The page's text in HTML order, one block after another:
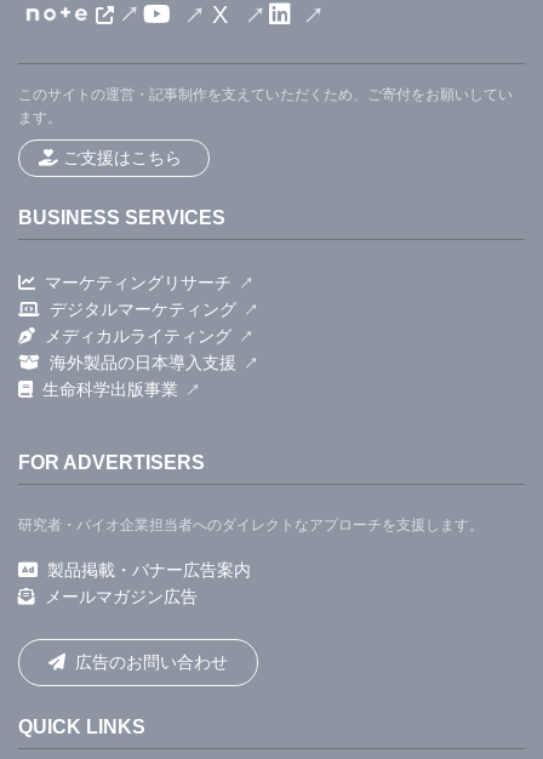
X
このサイトの運営・記事制作を支えていただくため、ご寄付をお願いしてい
ます。
ご支援はこちら
BUSINESS SERVICES
マーケティングリサーチ
デジタルマーケティング
メディカルライティング
海外製品の日本導入支援
生命科学出版事業
FOR ADVERTISERS
研究者・バイオ企業担当者へのダイレクトなアプローチを支援します。
製品掲載・バナー広告案内
メールマガジン広告
広告のお問い合わせ
QUICK LINKS